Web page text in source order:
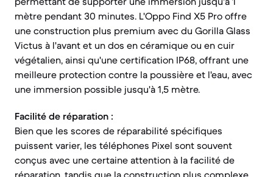
mètre pendant 30 minutes. L'Oppo Find X5 Pro offre
une construction plus premium avec du Gorilla Glass
Victus à l'avant et un dos en céramique ou en cuir
végétalien, ainsi qu'une certification IP68, offrant une
meilleure protection contre la poussière et l'eau, avec
une immersion possible jusqu'à 1,5 mètre.
Facilité de réparation :
Bien que les scores de réparabilité spécifiques
puissent varier, les téléphones Pixel sont souvent
conçus avec une certaine attention à la facilité de
réparation, tandis que la construction plus complexe